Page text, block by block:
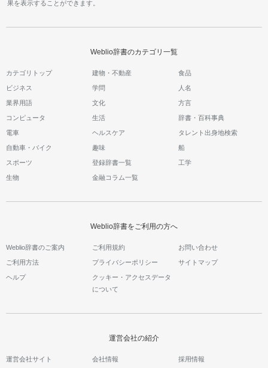
果を表示することができます。
Weblio辞書のカテゴリ一覧
カテゴリトップ 建物・不動産 食品
ビジネス 学問 人名
業界用語 文化 方言
コンピュータ 生活 辞書・百科事典
電車 ヘルスケア タレント出身地検索
自動車・バイク 趣味 船
スポーツ 登録辞書一覧 工学
生物 金融コラム一覧
Weblio辞書をご利用の方へ
Weblio辞書のご案内 ご利用規約 お問い合わせ
ご利用方法 プライバシーポリシー サイトマップ
ヘルプ
クッキー・アクセスデータ
について
運営会社の紹介
運営会社サイト 会社情報 採用情報